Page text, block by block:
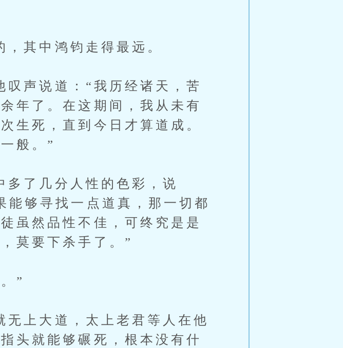
其中鸿钧走得最远。
声说道：“我历经诸天，苦
年了。在这期间，我从未有
生死，直到今日才算道成。
般。”
了几分人性的色彩，说
能够寻找一点道真，那一切都
虽然品性不佳，可终究是是
莫要下杀手了。”
”
上大道，太上老君等人在他
头就能够碾死，根本没有什